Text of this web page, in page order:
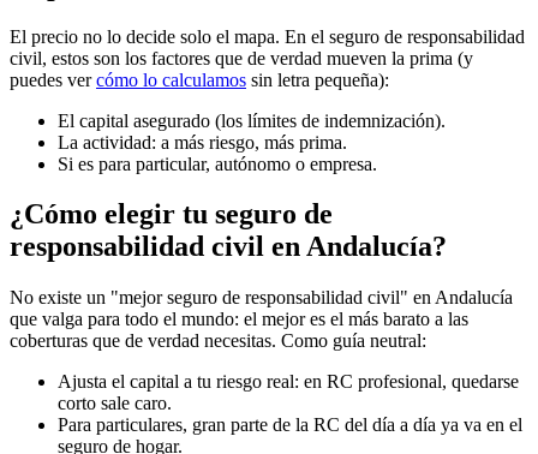
El precio no lo decide solo el mapa. En el seguro de responsabilidad
civil, estos son los factores que de verdad mueven la prima (y
puedes vercómo lo calculamos sin letra pequeña):
El capital asegurado (los límites de indemnización).
La actividad: a más riesgo, más prima.
Si es para particular, autónomo o empresa.
¿Cómo elegir tu seguro de
responsabilidad civil en Andalucía?
No existe un "mejor seguro de responsabilidad civil" en Andalucía
que valga para todo el mundo: el mejor es el más barato a las
coberturas que de verdad necesitas. Como guía neutral:
Ajusta el capital a tu riesgo real: en RC profesional, quedarse
corto sale caro.
Para particulares, gran parte de la RC del día a día ya va en el
seguro de hogar.